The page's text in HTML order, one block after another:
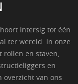
Intersig tot één
ter wereld. In onze
rollen en staven,
en
van ons